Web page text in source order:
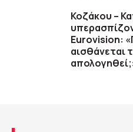
Κοζάκου –
Eurovision:
αισθάνεται